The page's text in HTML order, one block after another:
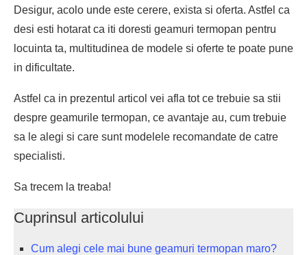
Desigur, acolo unde este cerere, exista si oferta. Astfel ca
desi esti hotarat ca iti doresti geamuri termopan pentru
locuinta ta, multitudinea de modele si oferte te poate pune
in dificultate.
Astfel ca in prezentul articol vei afla tot ce trebuie sa stii
despre geamurile termopan, ce avantaje au, cum trebuie
sa le alegi si care sunt modelele recomandate de catre
specialisti.
Sa trecem la treaba!
Cuprinsul articolului
Cum alegi cele mai bune geamuri termopan maro?